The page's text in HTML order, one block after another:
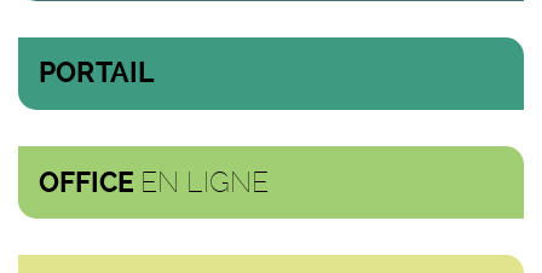
PORTAIL
OFFICE EN LIGNE